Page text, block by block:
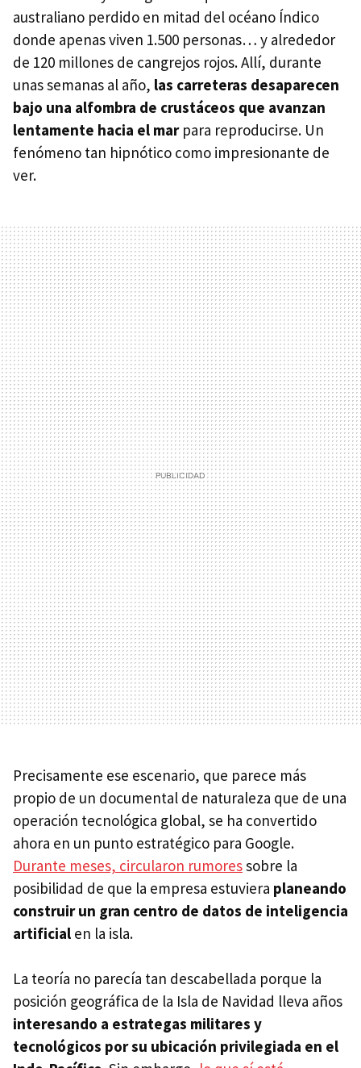
australiano perdido en mitad del océano Índico
donde apenas viven 1.500 personas… y alrededor
de 120 millones de cangrejos rojos. Allí, durante
unas semanas al año, las carreteras desaparecen
bajo una alfombra de crustáceos que avanzan
lentamente hacia el mar para reproducirse. Un
fenómeno tan hipnótico como impresionante de
ver.
Precisamente ese escenario, que parece más
propio de un documental de naturaleza que de una
operación tecnológica global, se ha convertido
ahora en un punto estratégico para Google.
Durante meses, circularon rumoressobre la
posibilidad de que la empresa estuviera planeando
construir un gran centro de datos de inteligencia
artificial en la isla.
La teoría no parecía tan descabellada porque la
posición geográfica de la Isla de Navidad lleva años
interesando a estrategas militares y
tecnológicos por su ubicación privilegiada en el